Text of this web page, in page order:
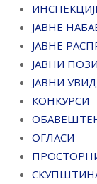
ЈАВНЕ
ЈАВНЕ
ЈАВНИ
ЈАВНИ УВИД
КОНКУРСИ
ОГЛАСИ